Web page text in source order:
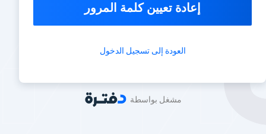
إعادة تعيين كلمة المرور
العودة إلى تسجيل الدخول
مشغل بواسطة